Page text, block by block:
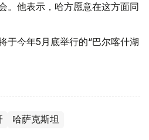
。他表示，哈方愿意在这方面同
于今年5月底举行的“巴尔喀什湖
哈萨克斯坦